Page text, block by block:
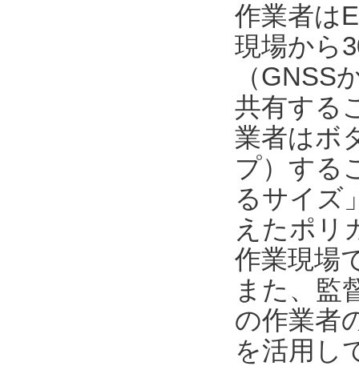
作業者は
現場から
（GNSS
共有する
業者はボ
プ）する
るサイズ
えたポリ
作業現場
また、監
の作業者
を活用し